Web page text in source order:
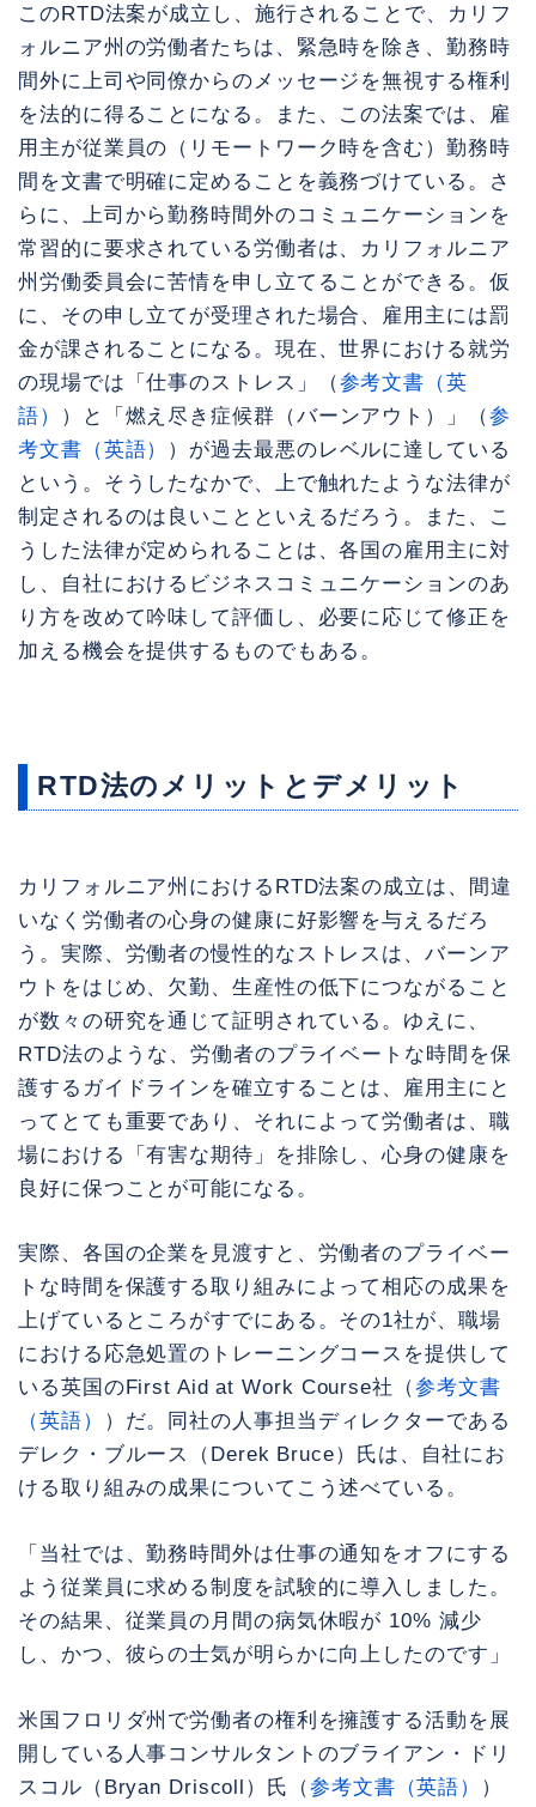
このRTD法案が成立し、施行されることで、カリフ
ォルニア州の労働者たちは、緊急時を除き、勤務時
間外に上司や同僚からのメッセージを無視する権利
を法的に得ることになる。また、この法案では、雇
用主が従業員の（リモートワーク時を含む）勤務時
間を文書で明確に定めることを義務づけている。さ
らに、上司から勤務時間外のコミュニケーションを
常習的に要求されている労働者は、カリフォルニア
州労働委員会に苦情を申し立てることができる。仮
に、その申し立てが受理された場合、雇用主には罰
金が課されることになる。現在、世界における就労
の現場では「仕事のストレス」（参考文書（英
語）
）と「燃え尽き症候群（バーンアウト）」（参
考文書（英語） ）が過去最悪のレベルに達している
という。そうしたなかで、上で触れたような法律が
制定されるのは良いことといえるだろう。また、こ
うした法律が定められることは、各国の雇用主に対
し、自社におけるビジネスコミュニケーションのあ
り方を改めて吟味して評価し、必要に応じて修正を
加える機会を提供するものでもある。
RTD法のメリットとデメリット
カリフォルニア州におけるRTD法案の成立は、間違
いなく労働者の心身の健康に好影響を与えるだろ
う。実際、労働者の慢性的なストレスは、バーンア
ウトをはじめ、欠勤、生産性の低下につながること
が数々の研究を通じて証明されている。ゆえに、
RTD法のような、労働者のプライベートな時間を保
護するガイドラインを確立することは、雇用主にと
ってとても重要であり、それによって労働者は、職
場における「有害な期待」を排除し、心身の健康を
良好に保つことが可能になる。
実際、各国の企業を見渡すと、労働者のプライベー
トな時間を保護する取り組みによって相応の成果を
上げているところがすでにある。その1社が、職場
における応急処置のトレーニングコースを提供して
いる英国のFirst Aid at Work Course社（参考文書
（英語）
）だ。同社の人事担当ディレクターである
デレク・ブルース（Derek Bruce）氏は、自社にお
ける取り組みの成果についてこう述べている。
「当社では、勤務時間外は仕事の通知をオフにする
よう従業員に求める制度を試験的に導入しました。
その結果、従業員の月間の病気休暇が 10% 減少
し、かつ、彼らの士気が明らかに向上したのです」
米国フロリダ州で労働者の権利を擁護する活動を展
開している人事コンサルタントのブライアン・ドリ
スコル（Bryan Driscoll）氏（参考文書（英語） ）